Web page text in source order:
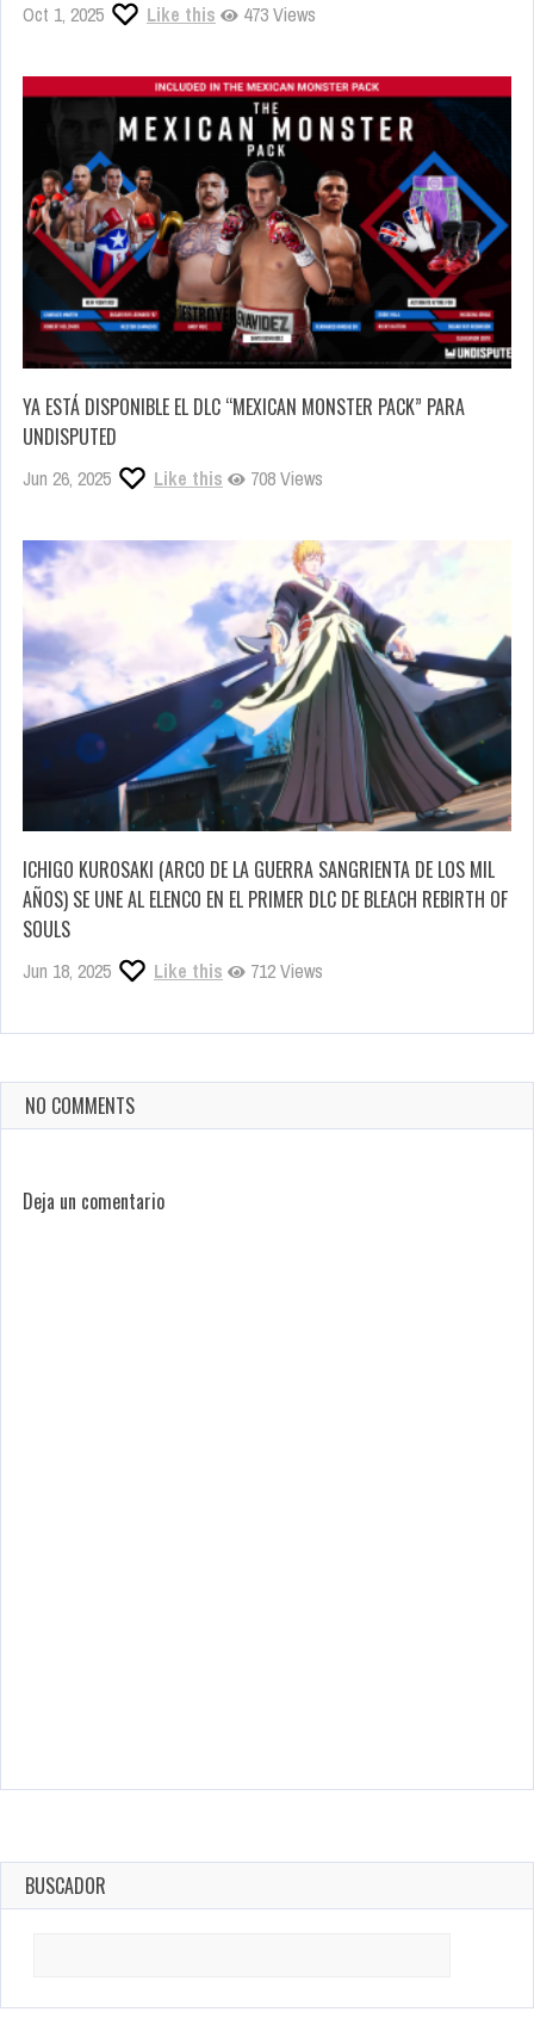
Oct 1, 2025 Like this 473 Views
YA ESTÁ DISPONIBLE EL DLC “MEXICAN MONSTER PACK” PARA
UNDISPUTED
Jun 26, 2025 Like this 708 Views
ICHIGO KUROSAKI (ARCO DE LA GUERRA SANGRIENTA DE LOS MIL
AÑOS) SE UNE AL ELENCO EN EL PRIMER DLC DE BLEACH REBIRTH OF
SOULS
Jun 18, 2025 Like this 712 Views
NO COMMENTS
Deja un comentario
BUSCADOR